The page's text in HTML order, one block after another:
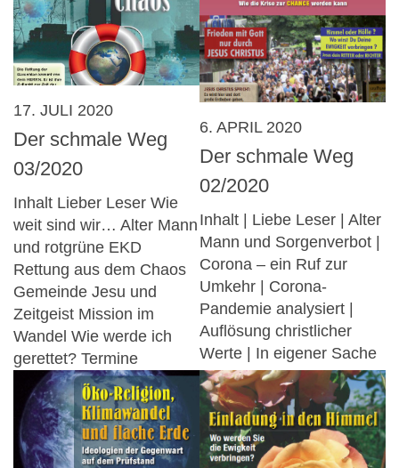
17. JULI 2020
Der schmale Weg
03/2020
Inhalt Lieber Leser Wie
weit sind wir… Alter Mann
und rotgrüne EKD
Rettung aus dem Chaos
Gemeinde Jesu und
Zeitgeist Mission im
Wandel Wie werde ich
gerettet? Termine
6. APRIL 2020
Der schmale Weg
02/2020
Inhalt | Liebe Leser | Alter
Mann und Sorgenverbot |
Corona – ein Ruf zur
Umkehr | Corona-
Pandemie analysiert |
Auflösung christlicher
Werte | In eigener Sache